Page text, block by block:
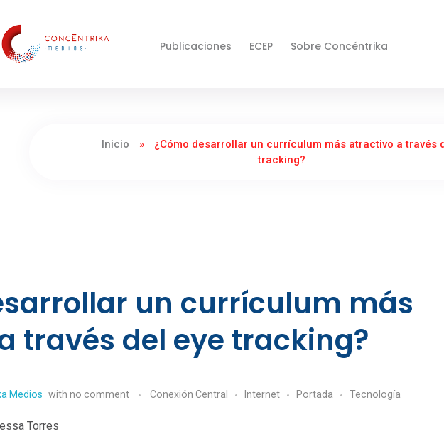
Publicaciones ECEP Sobre Concéntrika
Inicio »
¿Cómo desarrollar un currículum más atractivo a través
tracking?
un currículum más
través del eye tracking?
Medios with no comment Conexión Central Internet Portada Tecnologí­a
Torres